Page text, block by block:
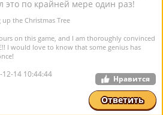
это по крайней мере один раз!
the Christmas Tree
on this game, and I am thoroughly convinced
I would love to know that some genius has
12-14 10:44:44 Нравится
Ответить